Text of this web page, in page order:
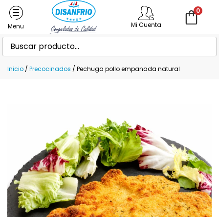
Mi Cuenta
0
Inicio / Precocinados / Pechuga pollo empanada natural